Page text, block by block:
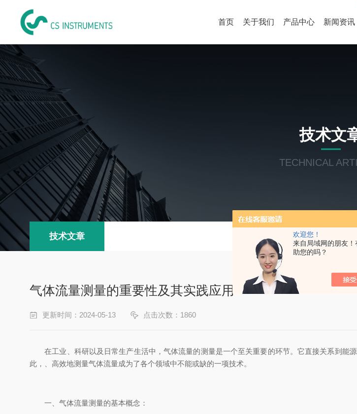
欢迎您！
来自局域网的朋友
助您的吗？
首页 关于我们 产品中心 新闻资讯
技术文
TECHNICAL
技术文章
气体流量测量的重要性及其实践应用
更新时间：2024-05-13 点击次数：1860
在工业、科研以及日常生产生活中，气体流量的测量是一个至关重要的环节。它直接关系到能
此，、高效地测量气体流量成为了各个领域中不能或缺的一项技术。
一、气体流量测量的基本概念：